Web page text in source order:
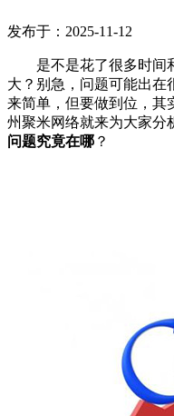
发布于：2025-11-12
是不是花了很多时间和
大？别急，问题可能出在
来简单，但要做到位，其
州聚米网络就来为大家分
问题究竟在哪 ？